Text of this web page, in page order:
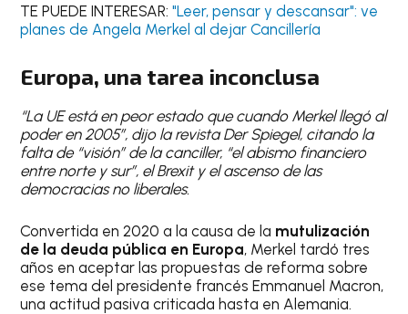
TE PUEDE INTERESAR:"Leer, pensar y descansar": ve
planes de Angela Merkel al dejar Cancillería
Europa, una tarea inconclusa
“La UE está en peor estado que cuando Merkel llegó al
poder en 2005”, dijo la revista Der Spiegel, citando la
falta de “visión” de la canciller, “el abismo financiero
entre norte y sur”, el Brexit y el ascenso de las
democracias no liberales.
Convertida en 2020 a la causa de la mutulización
de la deuda pública en Europa, Merkel tardó tres
años en aceptar las propuestas de reforma sobre
ese tema del presidente francés Emmanuel Macron,
una actitud pasiva criticada hasta en Alemania.